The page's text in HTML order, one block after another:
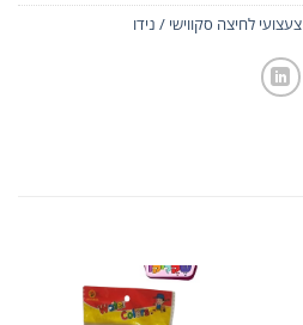
צעצועי לחיצה סקווישי / נידו